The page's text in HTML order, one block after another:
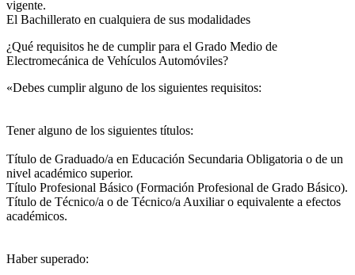
vigente.
El Bachillerato en cualquiera de sus modalidades
¿Qué requisitos he de cumplir para el Grado Medio de
Electromecánica de Vehículos Automóviles?
«Debes cumplir alguno de los siguientes requisitos:
Tener alguno de los siguientes títulos:
Título de Graduado/a en Educación Secundaria Obligatoria o de un
nivel académico superior.
Título Profesional Básico (Formación Profesional de Grado Básico).
Título de Técnico/a o de Técnico/a Auxiliar o equivalente a efectos
académicos.
Haber superado: